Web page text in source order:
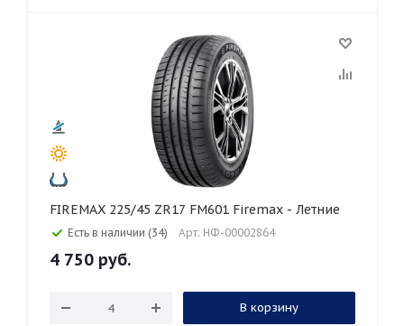
FIREMAX 225/45 ZR17 FM601 Firemax - Летние
Есть в наличии (34) Арт: НФ-00002864
4 750 руб.
В корзину